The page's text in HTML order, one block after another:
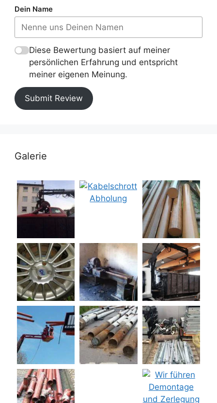
Dein Name
Diese Bewertung basiert auf meiner
persönlichen Erfahrung und entspricht
meiner eigenen Meinung.
Submit Review
Galerie